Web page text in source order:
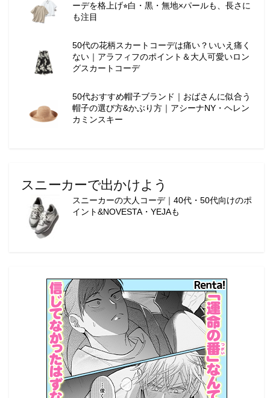
ーデを格上げ⭐︎白・黒・無地×パールも、長さに
も注目
50代の花柄スカートコーデは痛い？いいえ痛く
ない｜アラフィフのポイント＆大人可愛いロン
グスカートコーデ
50代おすすめ帽子ブランド｜おばさんに似合う
帽子の選び方&かぶり方｜アシーナNY・ヘレン
カミンスキー
スニーカーで出かけよう
スニーカーの大人コーデ｜40代・50代向けのポ
イント&NOVESTA・YEJAも